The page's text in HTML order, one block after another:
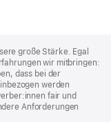
große Stärke. Egal
wir mitbringen:
dass bei der
werden
fair und
Anforderungen